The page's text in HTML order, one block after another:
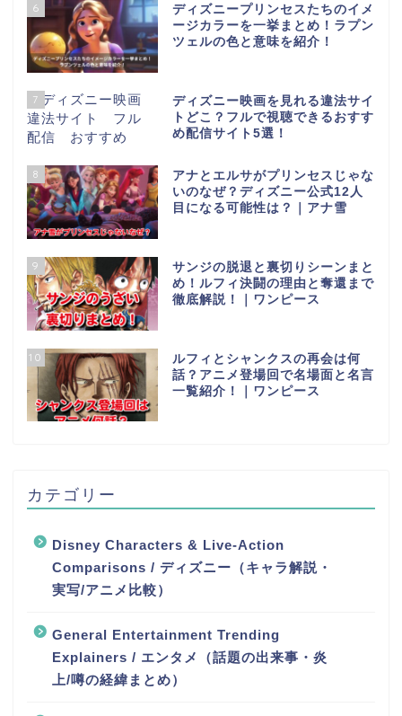
6
ディズニープリンセスたちのイメ
ージカラーを一挙まとめ！ラプン
ツェルの色と意味を紹介！
7
ディズニー映画を見れる違法サイ
トどこ？フルで視聴できるおすす
め配信サイト5選！
8
アナとエルサがプリンセスじゃな
いのなぜ？ディズニー公式12人
目になる可能性は？｜アナ雪
9
サンジの脱退と裏切りシーンまと
め！ルフィ決闘の理由と奪還まで
徹底解説！｜ワンピース
10
ルフィとシャンクスの再会は何
話？アニメ登場回で名場面と名言
一覧紹介！｜ワンピース
カテゴリー
Disney Characters & Live-Action
Comparisons / ディズニー（キャラ解説・
実写/アニメ比較）
General Entertainment Trending
Explainers / エンタメ（話題の出来事・炎
上/噂の経緯まとめ）